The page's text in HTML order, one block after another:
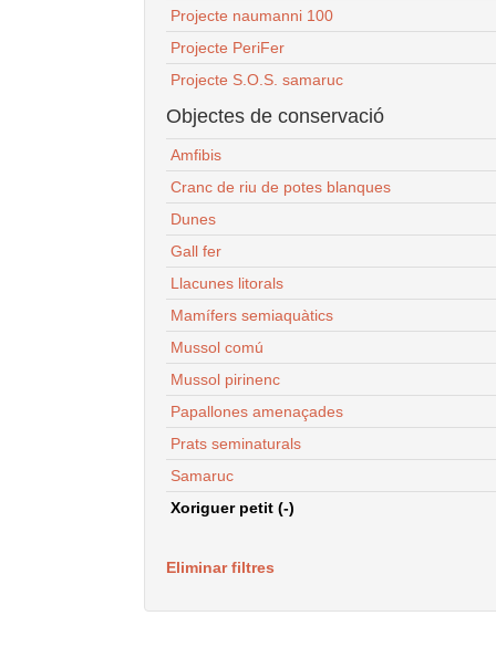
Projecte naumanni 100
Projecte PeriFer
Projecte S.O.S. samaruc
Objectes de conservació
Amfibis
Cranc de riu de potes blanques
Dunes
Gall fer
Llacunes litorals
Mamífers semiaquàtics
Mussol comú
Mussol pirinenc
Papallones amenaçades
Prats seminaturals
Samaruc
Xoriguer petit (-)
Eliminar filtres